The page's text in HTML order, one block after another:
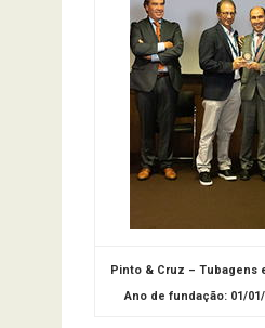
Pinto & Cruz – Tubagens e
Ano de fundação: 01/01/